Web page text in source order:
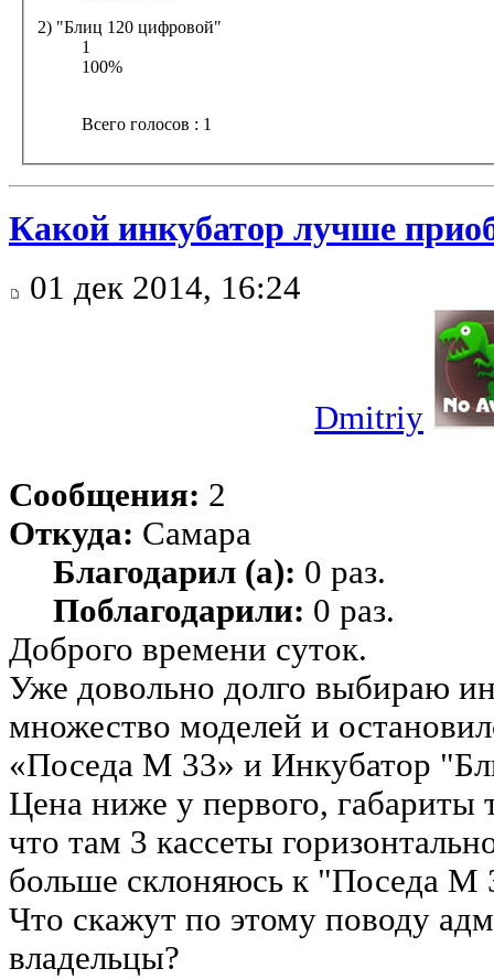
2) "Блиц 120 цифровой"
1
100%
Всего голосов : 1
Какой инкубатор лучше
01 дек 2014, 16:24
Dmitriy
Сообщения: 2
Откуда: Самара
Благодарил (а): 0 раз.
Поблагодарили: 0 раз.
Доброго времени суток.
Уже довольно долго выбираю
множество моделей и
«Поседа М 33» и Инкубатор
Цена ниже у первого, габариты
что там 3 кассеты
больше склоняюсь к "Поседа М
Что скажут по этому поводу
владельцы?